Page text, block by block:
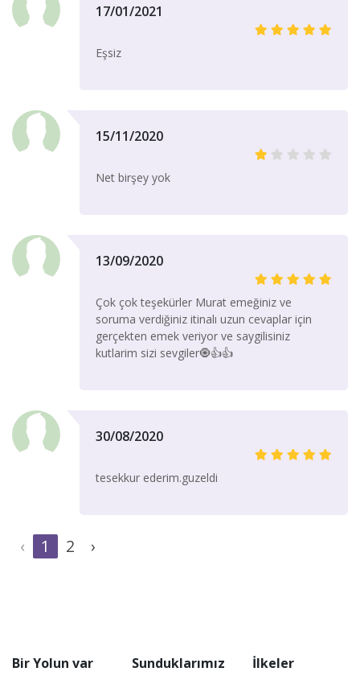
17/01/2021
Eşsiz
15/11/2020
Net birşey yok
13/09/2020
Çok çok teşekürler Murat emeğiniz ve
soruma verdiğiniz itinalı uzun cevaplar için
gerçekten emek veriyor ve saygilisiniz
kutlarim sizi sevgiler🧿👍👍
30/08/2020
tesekkur ederim.guzeldi
‹ 1 2 ›
Bir Yolun var Sunduklarımız İlkeler